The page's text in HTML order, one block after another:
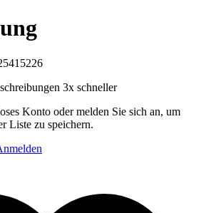
3x schneller
Konto oder melden Sie sich an, um
Liste zu speichern.